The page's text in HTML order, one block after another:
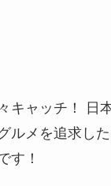
キャッチ！ 日
ルメを追求し
す！